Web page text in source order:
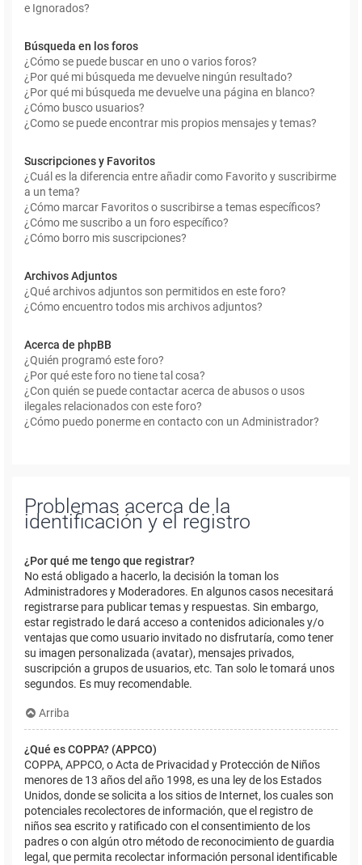
e Ignorados?
Búsqueda en los foros
¿Cómo se puede buscar en uno o varios foros?
¿Por qué mi búsqueda me devuelve ningún resultado?
¿Por qué mi búsqueda me devuelve una página en blanco?
¿Cómo busco usuarios?
¿Como se puede encontrar mis propios mensajes y temas?
Suscripciones y Favoritos
¿Cuál es la diferencia entre añadir como Favorito y suscribirme
a un tema?
¿Cómo marcar Favoritos o suscribirse a temas específicos?
¿Cómo me suscribo a un foro específico?
¿Cómo borro mis suscripciones?
Archivos Adjuntos
¿Qué archivos adjuntos son permitidos en este foro?
¿Cómo encuentro todos mis archivos adjuntos?
Acerca de phpBB
¿Quién programó este foro?
¿Por qué este foro no tiene tal cosa?
¿Con quién se puede contactar acerca de abusos o usos
ilegales relacionados con este foro?
¿Cómo puedo ponerme en contacto con un Administrador?
Problemas acerca de la
identificación y el registro
¿Por qué me tengo que registrar?
No está obligado a hacerlo, la decisión la toman los
Administradores y Moderadores. En algunos casos necesitará
registrarse para publicar temas y respuestas. Sin embargo,
estar registrado le dará acceso a contenidos adicionales y/o
ventajas que como usuario invitado no disfrutaría, como tener
su imagen personalizada (avatar), mensajes privados,
suscripción a grupos de usuarios, etc. Tan solo le tomará unos
segundos. Es muy recomendable.
Arriba
¿Qué es COPPA? (APPCO)
COPPA, APPCO, o Acta de Privacidad y Protección de Niños
menores de 13 años del año 1998, es una ley de los Estados
Unidos, donde se solicita a los sitios de Internet, los cuales son
potenciales recolectores de información, que el registro de
niños sea escrito y ratificado con el consentimiento de los
padres o con algún otro método de reconocimiento de guardia
legal, que permita recolectar información personal identificable